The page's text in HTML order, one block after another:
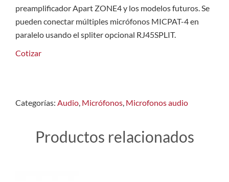
preamplificador Apart ZONE4 y los modelos futuros. Se
pueden conectar múltiples micrófonos MICPAT-4 en
paralelo usando el spliter opcional RJ45SPLIT.
Cotizar
Categorías: Audio, Micrófonos, Microfonos audio
Productos relacionados